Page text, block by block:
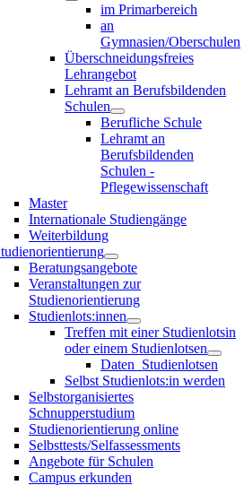
im Primarbereich
an
Gymnasien/Oberschulen
Überschneidungsfreies
Lehrangebot
Lehramt an Berufsbildenden
Schulen
Berufliche Schule
Lehramt an
Berufsbildenden
Schulen -
Pflegewissenschaft
Master
Internationale Studiengänge
Weiterbildung
Beratungsangebote
Veranstaltungen zur
Studienorientierung
Studienlots:innen
Treffen mit einer Studienlotsin
oder einem Studienlotsen
Daten_Studienlotsen
Selbst Studienlots:in werden
Selbstorganisiertes
Schnupperstudium
Studienorientierung online
Selbsttests/Selfassessments
Angebote für Schulen
Campus erkunden